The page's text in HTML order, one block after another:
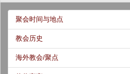
聚会时间与地点
教会历史
海外教会/聚点